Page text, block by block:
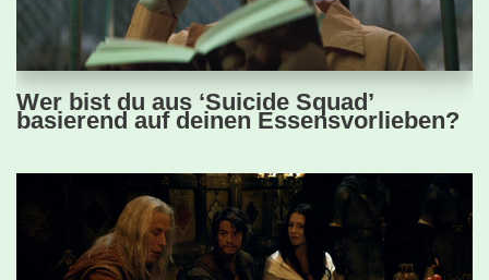
Wer bist du aus ‘Suicide Squad’
basierend auf deinen Essensvorlieben?